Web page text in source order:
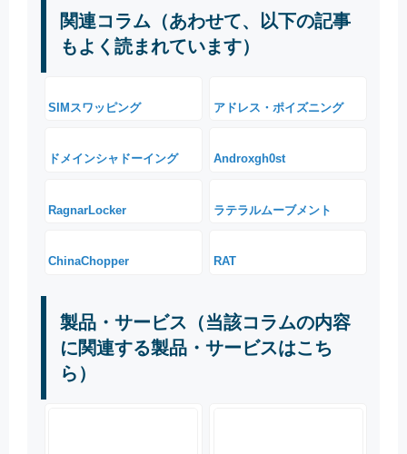
関連コラム（あわせて、以下の記事
もよく読まれています）
SIMスワッピング アドレス・ポイズニング
ドメインシャドーイング Androxgh0st
RagnarLocker ラテラルムーブメント
ChinaChopper RAT
製品・サービス（当該コラムの内容
に関連する製品・サービスはこち
ら）